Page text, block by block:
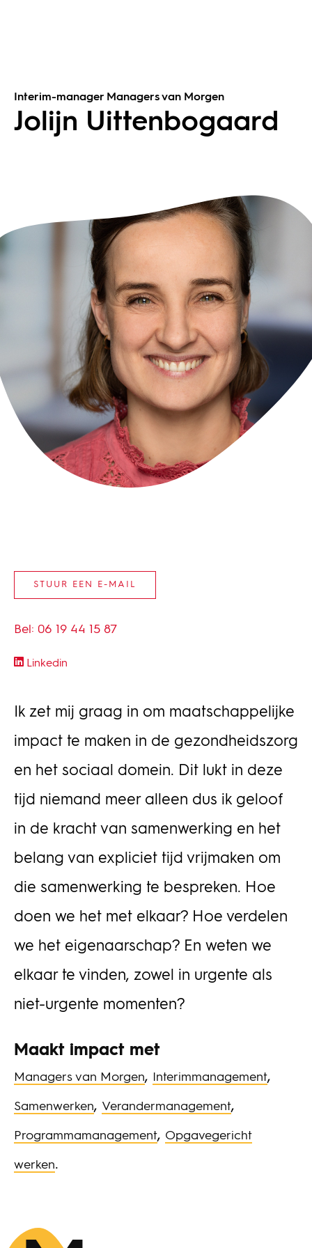
Interim-manager Managers van Morgen
Jolijn Uittenbogaard
STUUR EEN E-MAIL
Bel: 06 19 44 15 87
Linkedin
Ik zet mij graag in om maatschappelijke
impact te maken in de gezondheidszorg
en het sociaal domein. Dit lukt in deze
tijd niemand meer alleen dus ik geloof
in de kracht van samenwerking en het
belang van expliciet tijd vrijmaken om
die samenwerking te bespreken. Hoe
doen we het met elkaar? Hoe verdelen
we het eigenaarschap? En weten we
elkaar te vinden, zowel in urgente als
niet-urgente momenten?
Maakt impact met
Managers van Morgen, Interimmanagement,
Samenwerken, Verandermanagement,
Programmamanagement, Opgavegericht
werken.